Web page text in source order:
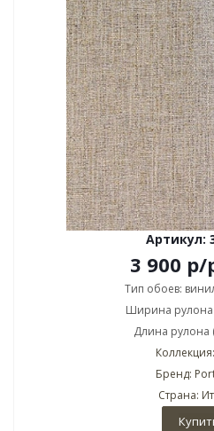
Артикул:
3 900 р/
Тип обоев:
Ширина
Длина рулона
Бренд:
Страна: